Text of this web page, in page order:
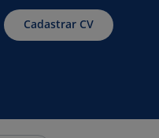
Cadastrar CV